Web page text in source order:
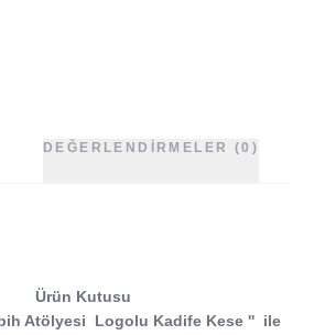
DEĞERLENDIRMELER (0)
Ürün Kutusu
Atölyesi Logolu Kadife Kese '' ile